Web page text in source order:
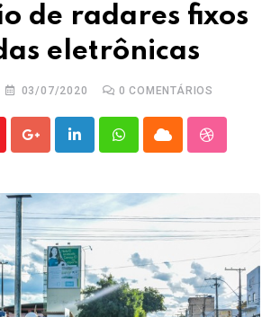
de radares fixos
eletrônicas
03/07/2020 0 COMENTÁRIOS
Google+LinkedInWhatsappCloud